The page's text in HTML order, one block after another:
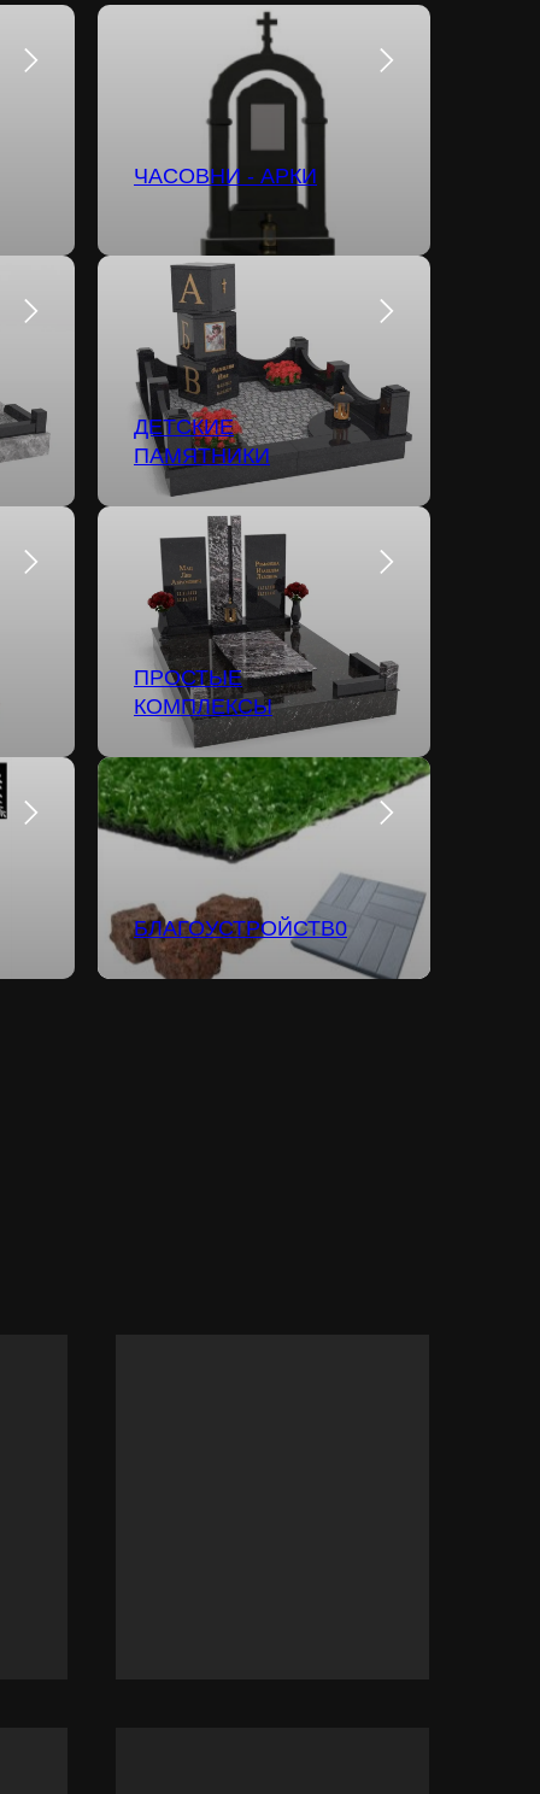
ЧАСОВНИ - АРКИ
ДЕТСКИЕ
ПАМЯТНИКИ
ПРОСТЫЕ
КОМПЛЕКСЫ
БЛАГОУСТРОЙСТВ0